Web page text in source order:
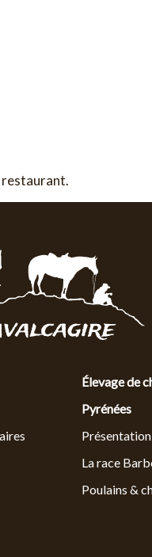
restaurant.
Élevage de
Pyrénées
Présentation
La race
Poulains &